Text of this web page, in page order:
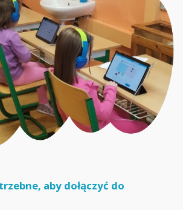
aby dołączyć do